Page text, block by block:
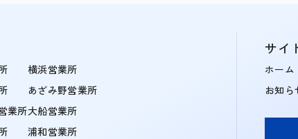
業所
横浜営業所
あざみ野営業所
大船営業所
浦和営業所
サイ
ホーム
お知ら